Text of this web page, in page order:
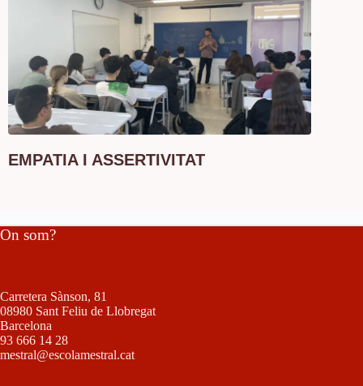
EMPATIA I ASSERTIVITAT
On som?
Carretera Sànson, 81
08980 Sant Feliu de Llobregat
Barcelona
93 666 14 28
mestral@escolamestral.cat